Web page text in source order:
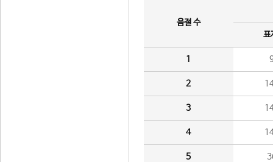
음절 수
표
1
2
3
4
5